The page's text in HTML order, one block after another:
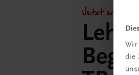
Wir
die
Jetzt